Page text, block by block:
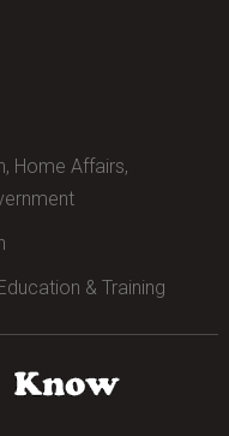
Home Affairs,
& Training